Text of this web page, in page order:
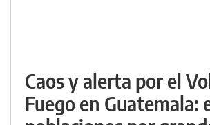
Caos y alerta por el
Fuego en Guatemala: